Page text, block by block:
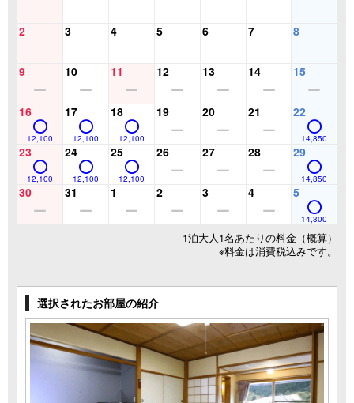
2 3 4 5 6 7 8
9 10 11 12 13 14 15
16
12,100
17
12,100
18
12,100
19 20 21 22
14,850
23
12,100
24
12,100
25
12,100
26 27 28 29
14,850
30 31 1 2 3 4 5
14,300
1泊大人1名あたりの料金（概算）
※料金は消費税込みです。
選択されたお部屋の紹介